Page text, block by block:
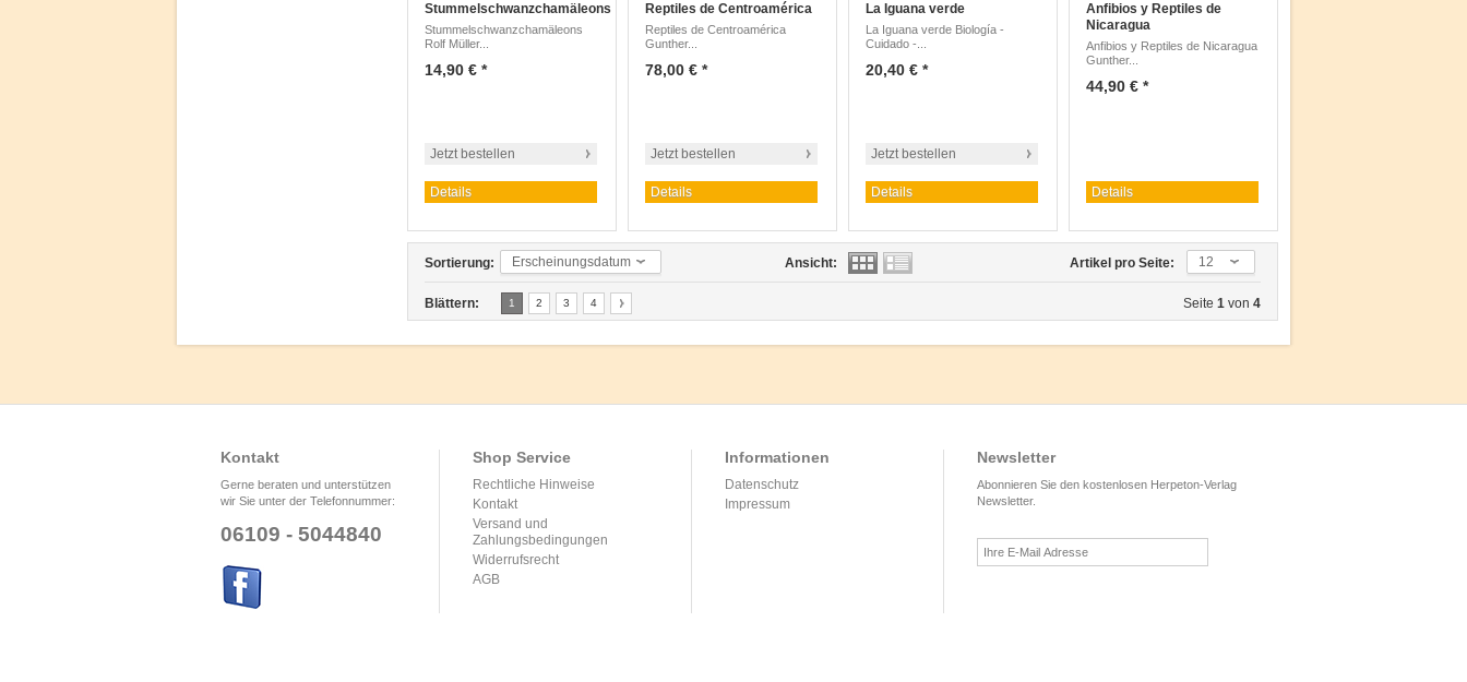
Stummelschwanzchamäleons
Stummelschwanzchamäleons
Rolf Müller...
14,90 € *
Jetzt bestellen
Details
Reptiles de Centroamérica
Reptiles de Centroamérica
Gunther...
78,00 € *
Jetzt bestellen
Details
La Iguana verde
La Iguana verde Biología -
Cuidado -...
20,40 € *
Jetzt bestellen
Details
Anfibios y Reptiles de
Nicaragua
Anfibios y Reptiles de Nicaragua
Gunther...
44,90 € *
Details
Sortierung: Erscheinungsdatum Artikel pro Seite: 12
Ansicht:
Blättern: 1 2 3 4 Seite 1 von 4
Kontakt
Gerne beraten und unterstützen
wir Sie unter der Telefonnummer:
06109 - 5044840
Shop Service
Rechtliche Hinweise
Kontakt
Versand und
Zahlungsbedingungen
Widerrufsrecht
AGB
Informationen
Datenschutz
Impressum
Newsletter
Abonnieren Sie den kostenlosen Herpeton-Verlag
Newsletter.